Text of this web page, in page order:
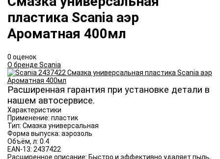
пластика Scania аэр
Ароматная 400мл
0 оценок
О бренде Scania
Расширенная гарантия при установке детали в
нашем автосервисе.
Характеристики
Применение: пластик
Тип: Смазка универсальная
Форма выпуска: аэрозоль
Объём, л: 0.4
EAN-13: 2437422
Расширенное описание: Быстро и эффективно удаляет пыль,